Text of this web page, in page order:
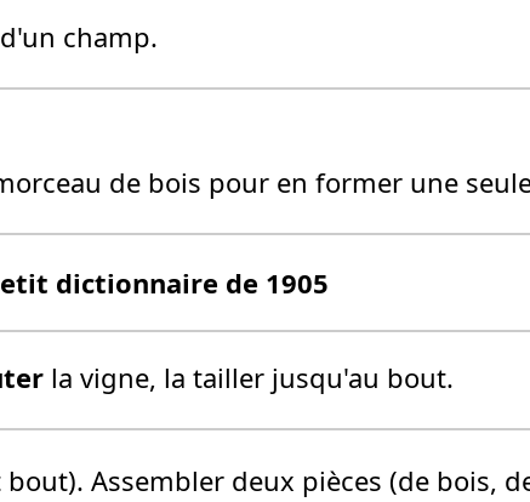
champ.
de bois pour en former une
dictionnaire de 1905
la vigne, la tailler jusqu'au bout.
bout). Assembler deux pièces (de bois,